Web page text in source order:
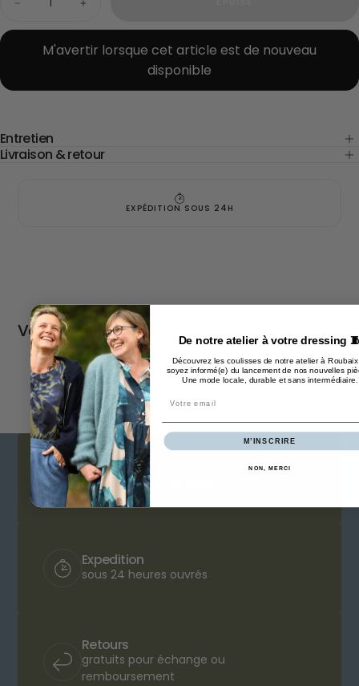
Diminuer
quantité
marine
Augmenter
quantité
pour
Cape
marine
M'avertir lorsque cet article est de nouveau
disponible
Entretien
Livraison & retour
EXPÉDITION SOUS 24H
Vous aimerez aussi
Livraison
offerte à partir de 150€
Expedition
sous 24 heures ouvrés
Retours
gratuits pour échange ou
remboursement
De notre atelier à votre dressing
Découvrez les coulisses de notre atelier à
soyez informé(e) du lancement de nos nouvelles
Une mode locale, durable et sans intermédiaire.
M’INSCRIRE
NON, MERCI